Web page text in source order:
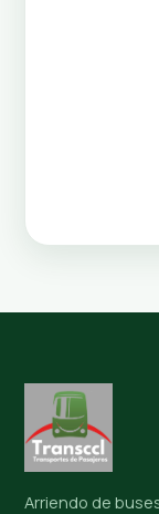
Arriendo de